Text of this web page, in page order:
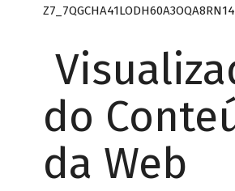
do
da Web